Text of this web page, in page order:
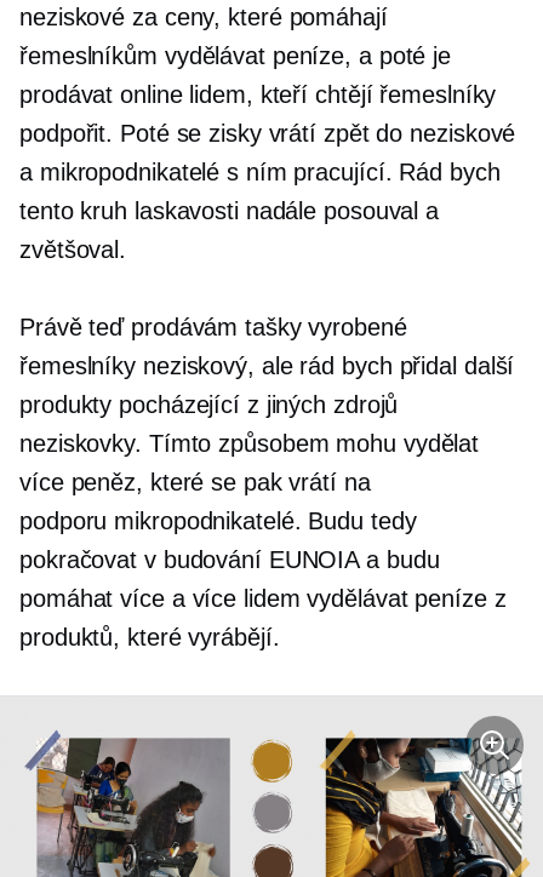
neziskové za ceny, které pomáhají
řemeslníkům vydělávat peníze, a poté je
prodávat online lidem, kteří chtějí řemeslníky
podpořit. Poté se zisky vrátí zpět do neziskové
a mikropodnikatelé s ním pracující. Rád bych
tento kruh laskavosti nadále posouval a
zvětšoval.
Právě teď prodávám tašky vyrobené
řemeslníky neziskový, ale rád bych přidal další
produkty pocházející z jiných zdrojů
neziskovky. Tímto způsobem mohu vydělat
více peněz, které se pak vrátí na
podporu mikropodnikatelé. Budu tedy
pokračovat v budování EUNOIA a budu
pomáhat více a více lidem vydělávat peníze z
produktů, které vyrábějí.